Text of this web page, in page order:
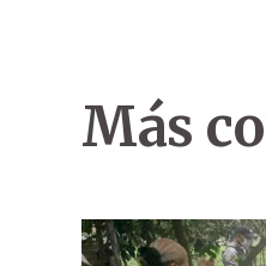
Más